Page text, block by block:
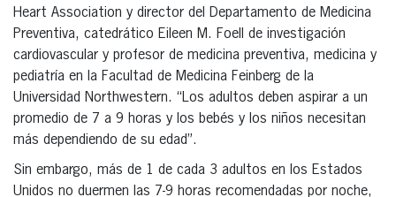
Heart Association y director del Departamento de Medicina
Preventiva, catedrático Eileen M. Foell de investigación
cardiovascular y profesor de medicina preventiva, medicina y
pediatría en la Facultad de Medicina Feinberg de la
Universidad Northwestern. “Los adultos deben aspirar a un
promedio de 7 a 9 horas y los bebés y los niños necesitan
más dependiendo de su edad”.
Sin embargo, más de 1 de cada 3 adultos en los Estados
Unidos no duermen las 7-9 horas recomendadas por noche,